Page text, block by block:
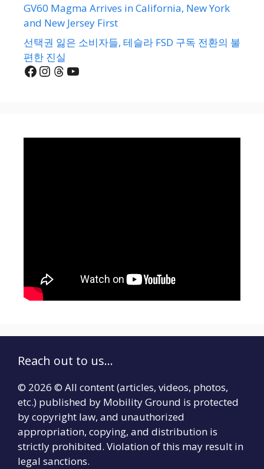
GV60 Magma Arrives in California, New York
and New Jersey First
선택권 잃은 소비자들, 테슬라 FSD 구독 전환의 불
편한 진실
Facebook
Instagram
Threads
YouTube
Reach out to us...
© 2026 © All content (articles, videos, photos,
etc.) published by Mobility Ground is protected
by copyright law, and unauthorized
appropriation, copying, and distribution is
strictly prohibited. Violation of this may result in
legal sanctions.